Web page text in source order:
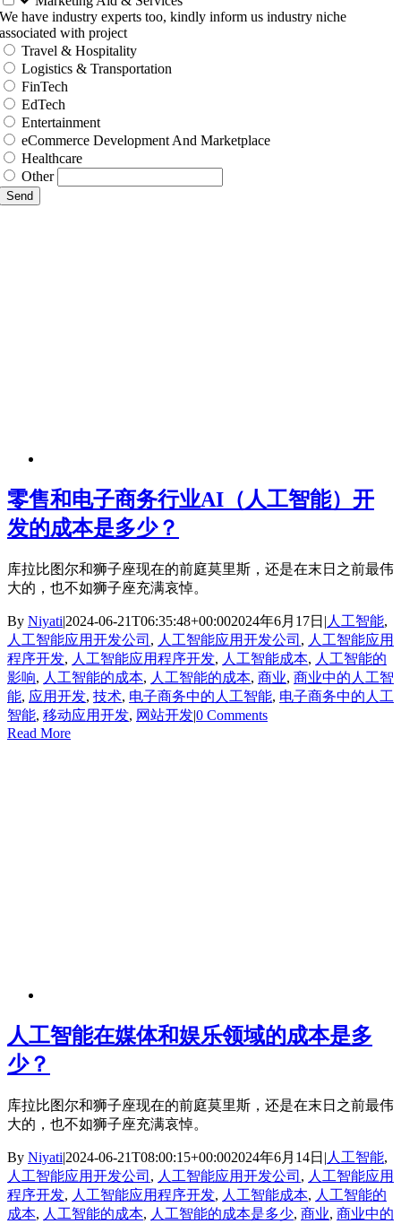
We have industry experts too, kindly inform us industry niche
associated with project
Travel & Hospitality
Logistics & Transportation
FinTech
EdTech
Entertainment
eCommerce Development And Marketplace
Healthcare
Other
Send
零售和电子商务行业AI（人工智能）开
发的成本是多少？
库拉比图尔和狮子座现在的前庭莫里斯，还是在末日之前最伟
大的，也不如狮子座充满哀悼。
By Niyati|2024-06-21T06:35:48+00:002024年6月17日 | 人工智能,
人工智能应用开发公司 , 人工智能应用开发公司 , 人工智能应用
程序开发, 人工智能应用程序开发, 人工智能成本, 人工智能的
影响, 人工智能的成本, 人工智能的成本, 商业, 商业中的人工智
能, 应用开发, 技术, 电子商务中的人工智能, 电子商务中的人工
智能, 移动应用开发, 网站开发|0 Comments
Read More
人工智能在媒体和娱乐领域的成本是多
少？
库拉比图尔和狮子座现在的前庭莫里斯，还是在末日之前最伟
大的，也不如狮子座充满哀悼。
By Niyati|2024-06-21T08:00:15+00:002024年6月14日 | 人工智能,
人工智能应用开发公司 , 人工智能应用开发公司 , 人工智能应用
程序开发, 人工智能应用程序开发, 人工智能成本, 人工智能的
成本, 人工智能的成本, 人工智能的成本是多少, 商业, 商业中的